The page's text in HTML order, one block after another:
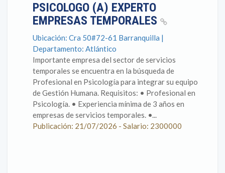
PSICOLOGO (A) EXPERTO
EMPRESAS TEMPORALES
Ubicación: Cra 50#72-61 Barranquilla |
Departamento: Atlántico
Importante empresa del sector de servicios
temporales se encuentra en la búsqueda de
Profesional en Psicología para integrar su equipo
de Gestión Humana. Requisitos: • Profesional en
Psicología. • Experiencia mínima de 3 años en
empresas de servicios temporales. •...
Publicación: 21/07/2026 - Salario: 2300000